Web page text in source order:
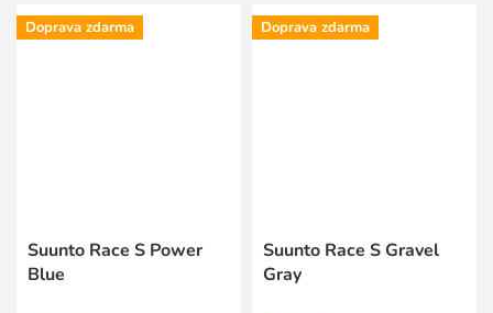
každodenních aktivit. Jsou
vytvořeny...
každodenních aktivit. Jsou
vytvořeny...
Doprava zdarma
Suunto Race S Power
Blue
Doprava zdarma
Suunto Race S Gravel
Gray